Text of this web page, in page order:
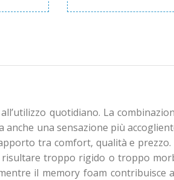
quotidiano. La
una sensazione più
tra comfort, qualità e prezzo.
risultare troppo rigido o troppo
il memory foam contribuisce